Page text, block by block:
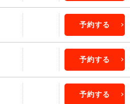
予約する
予約する
予約する